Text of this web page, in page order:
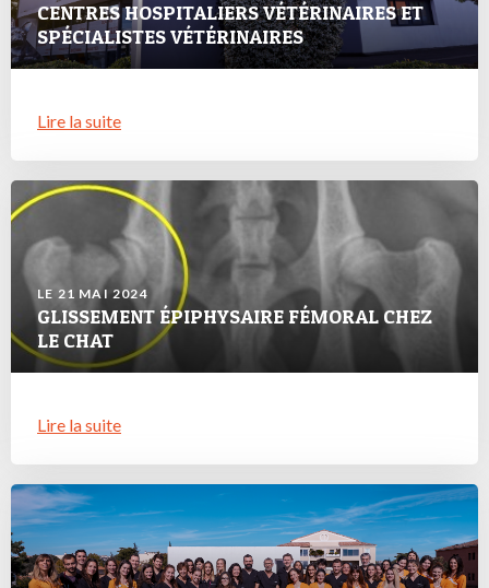
CENTRES HOSPITALIERS VÉTÉRINAIRES ET
SPÉCIALISTES VÉTÉRINAIRES
Lire la suite
LE 21 MAI 2024
GLISSEMENT ÉPIPHYSAIRE FÉMORAL CHEZ
LE CHAT
Lire la suite